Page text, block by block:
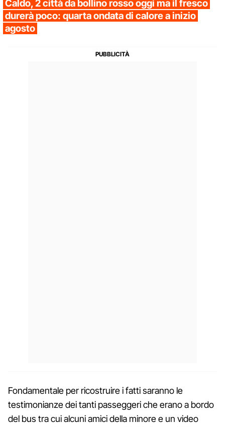
Caldo, 2 città da bollino rosso oggi ma il fresco
durerà poco: quarta ondata di calore a inizio
agosto
Fondamentale per ricostruire i fatti saranno le
testimonianze dei tanti passeggeri che erano a bordo
del bus tra cui alcuni amici della minore e un video